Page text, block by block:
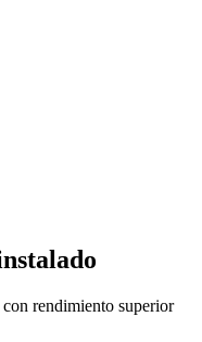
rendimiento superior